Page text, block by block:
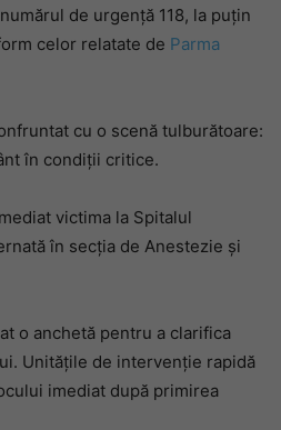
de urgență 118, la puțin
celor relatate de Parma
cu o scenă tulburătoare:
în condiții critice.
victima la Spitalul
în secția de Anestezie și
o anchetă pentru a clarifica
Unitățile de intervenție rapidă
imediat după primirea